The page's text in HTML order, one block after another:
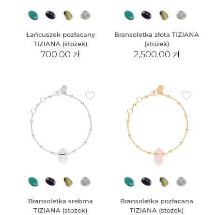
Łańcuszek pozłacany
TIZIANA (stożek)
700.00zł
Bransoletka złota TIZIANA
(stożek)
2,500.00 zł
Bransoletka srebrna
TIZIANA (stożek)
Bransoletka pozłacana
TIZIANA (stożek)